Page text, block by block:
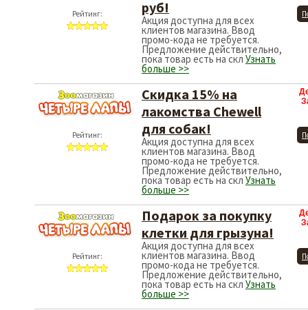
Рейтинг:
руб!
Акция доступна для всех
клиентов магазина. Ввод
промо-кода не требуется.
Предложение действительно,
пока товар есть на скл Узнать
больше >>
Рейтинг:
Скидка 15% на
лакомства Chewell
для собак!
Акция доступна для всех
клиентов магазина. Ввод
промо-кода не требуется.
Предложение действительно,
пока товар есть на скл Узнать
больше >>
Рейтинг:
Подарок за покупку
клетки для грызуна!
Акция доступна для всех
клиентов магазина. Ввод
промо-кода не требуется.
Предложение действительно,
пока товар есть на скл Узнать
больше >>